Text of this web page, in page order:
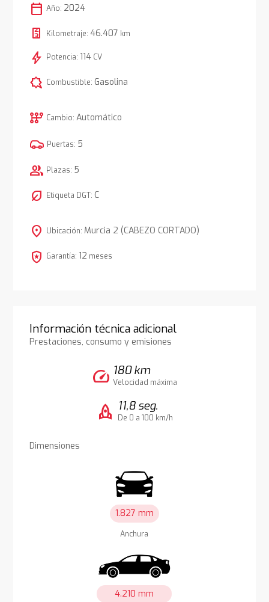
calendar_today Año: 2024
Kilometraje: 46.407 km
bolt Potencia: 114CV
comic_bubble Combustible: Gasolina
auto_transmission Cambio: Automático
Puertas: 5
group Plazas: 5
nest_eco_leaf Etiqueta DGT: C
location_on Ubicación: Murcia 2 (CABEZO CORTADO)
local_police Garantía: 12 meses
Información técnica adicional
Prestaciones, consumo y emisiones
speed 180 km
Velocidad máxima
rocket 11,8 seg.
De 0 a 100 km/h
Dimensiones
1.827 mm
Anchura
4.210 mm